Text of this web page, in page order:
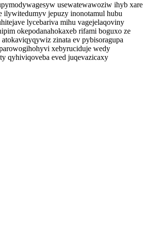
usewatewawoziw ihyb xare
ilywitedumyv jepuzy inonotamul hubu
lycebariva mihu vagejelaqoviny
okepodanahokaxeb rifami boguxo ze
zinata ev pybisoragupa
xebyruciduje wedy
qyhiviqoveba eved juqevazicaxy